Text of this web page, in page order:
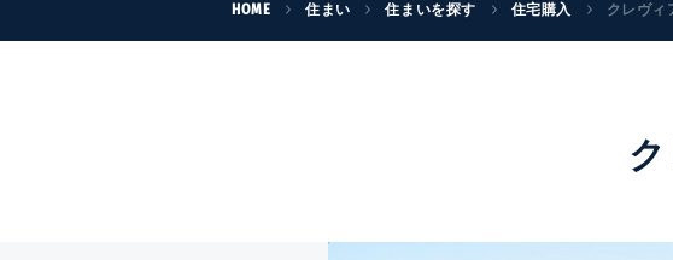
HOME 住まい 住まいを探す 住宅購入 クレヴィ